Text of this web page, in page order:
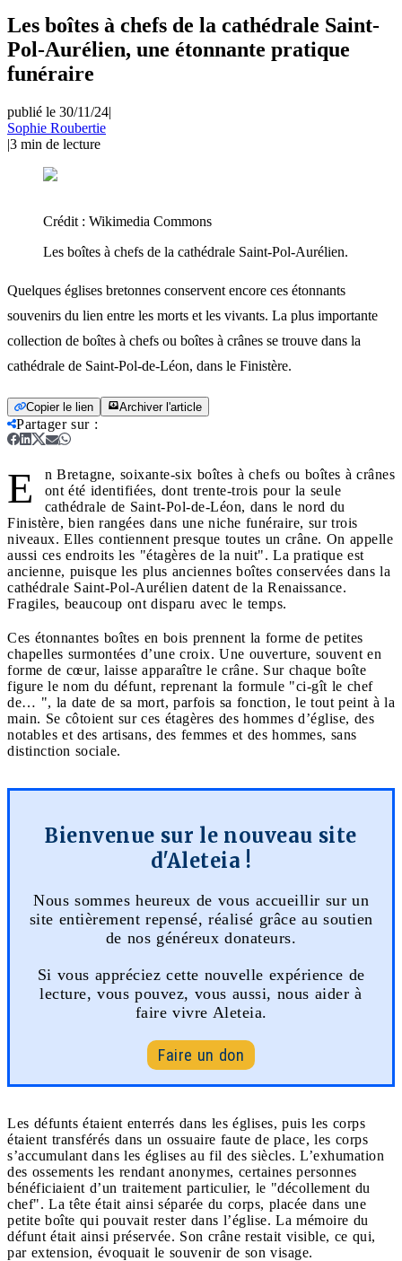
Les boîtes à chefs de la cathédrale Saint-
Pol-Aurélien, une étonnante pratique
funéraire
publié le 30/11/24|
Sophie Roubertie
|3 min de lecture
Crédit : Wikimedia Commons
Les boîtes à chefs de la cathédrale Saint-Pol-Aurélien.
Quelques églises bretonnes conservent encore ces étonnants
souvenirs du lien entre les morts et les vivants. La plus importante
collection de boîtes à chefs ou boîtes à crânes se trouve dans la
cathédrale de Saint-Pol-de-Léon, dans le Finistère.
Copier le lien Archiver l'article
Partager sur:
E
n Bretagne, soixante-six boîtes à chefs ou boîtes à crânes
ont été identifiées, dont trente-trois pour la seule
cathédrale de Saint-Pol-de-Léon, dans le nord du
Finistère, bien rangées dans une niche funéraire, sur trois
niveaux. Elles contiennent presque toutes un crâne. On appelle
aussi ces endroits les "étagères de la nuit". La pratique est
ancienne, puisque les plus anciennes boîtes conservées dans la
cathédrale Saint-Pol-Aurélien datent de la Renaissance.
Fragiles, beaucoup ont disparu avec le temps.
Ces étonnantes boîtes en bois prennent la forme de petites
chapelles surmontées d’une croix. Une ouverture, souvent en
forme de cœur, laisse apparaître le crâne. Sur chaque boîte
figure le nom du défunt, reprenant la formule "ci-gît le chef
de… ", la date de sa mort, parfois sa fonction, le tout peint à la
main. Se côtoient sur ces étagères des hommes d’église, des
notables et des artisans, des femmes et des hommes, sans
distinction sociale.
Bienvenue sur le nouveau site
d'Aleteia !
Nous sommes heureux de vous accueillir sur un
site entièrement repensé, réalisé grâce au soutien
de nos généreux donateurs.
Si vous appréciez cette nouvelle expérience de
lecture, vous pouvez, vous aussi, nous aider à
faire vivre Aleteia.
Faire un don
Les défunts étaient enterrés dans les églises, puis les corps
étaient transférés dans un ossuaire faute de place, les corps
s’accumulant dans les églises au fil des siècles. L’exhumation
des ossements les rendant anonymes, certaines personnes
bénéficiaient d’un traitement particulier, le "décollement du
chef". La tête était ainsi séparée du corps, placée dans une
petite boîte qui pouvait rester dans l’église. La mémoire du
défunt était ainsi préservée. Son crâne restait visible, ce qui,
par extension, évoquait le souvenir de son visage.